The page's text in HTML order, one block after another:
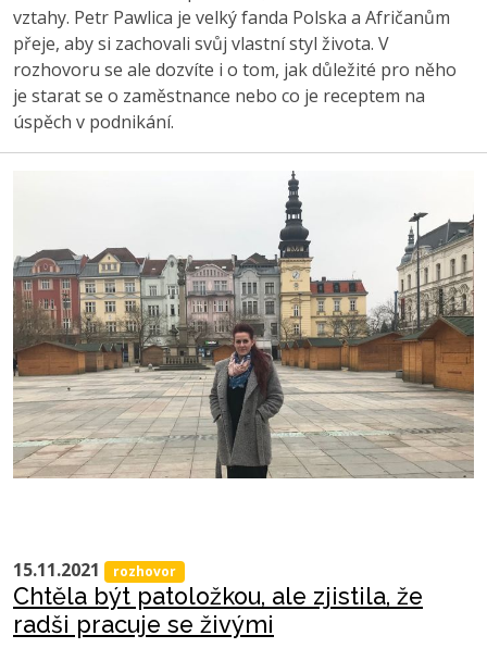
vztahy. Petr Pawlica je velký fanda Polska a Afričanům
přeje, aby si zachovali svůj vlastní styl života. V
rozhovoru se ale dozvíte i o tom, jak důležité pro něho
je starat se o zaměstnance nebo co je receptem na
úspěch v podnikání.
15.11.2021 rozhovor
Chtěla být patoložkou, ale zjistila, že
radši pracuje se živými